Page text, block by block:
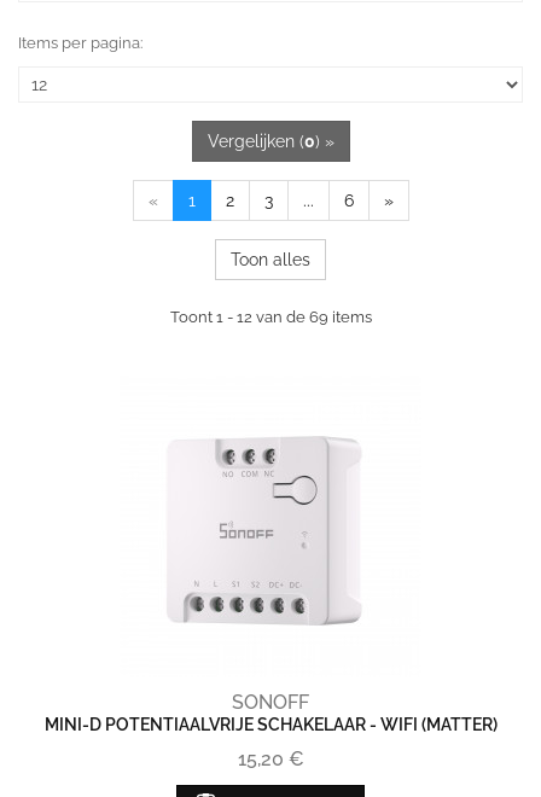
Items per pagina:
Vergelijken (0) »
« 1 2 3 ... 6 »
Toon alles
Toont 1 - 12 van de 69 items
SONOFF
MINI-D POTENTIAALVRIJE SCHAKELAAR - WIFI (MATTER)
15,20 €